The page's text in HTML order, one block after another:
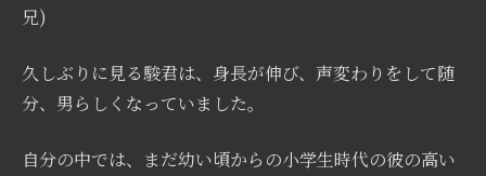
兄)
久しぶりに見る駿君は、身長が伸び、声変わりをして随
分、男らしくなっていました。
自分の中では、まだ幼い頃からの小学生時代の彼の高い